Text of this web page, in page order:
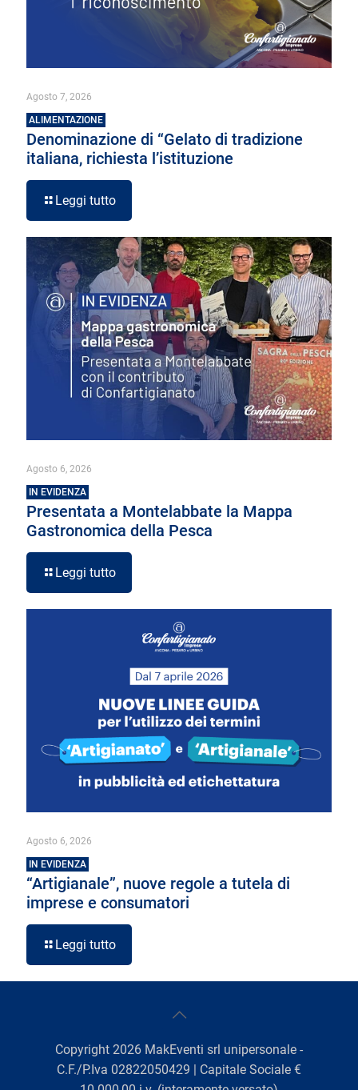
Agosto 7, 2026
ALIMENTAZIONE
Denominazione di “Gelato di tradizione
italiana, richiesta l’istituzione
Leggi tutto
Agosto 6, 2026
IN EVIDENZA
Presentata a Montelabbate la Mappa
Gastronomica della Pesca
Leggi tutto
Agosto 6, 2026
IN EVIDENZA
“Artigianale”, nuove regole a tutela di
imprese e consumatori
Leggi tutto
Copyright 2026 MakEventi srl unipersonale -
C.F./P.Iva 02822050429 | Capitale Sociale €